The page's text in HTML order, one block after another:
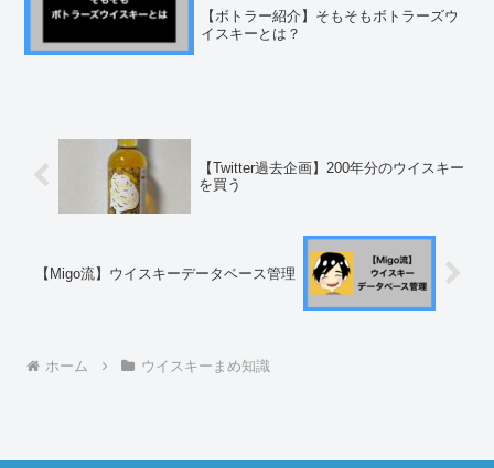
【ボトラー紹介】そもそもボトラーズウ
イスキーとは？
【Twitter過去企画】200年分のウイスキー
を買う
【Migo流】ウイスキーデータベース管理
ホーム ウイスキーまめ知識